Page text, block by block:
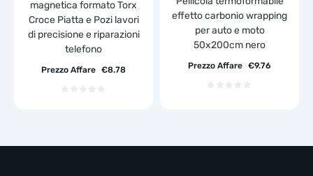
magnetica formato Torx
Croce Piatta e Pozi lavori
di precisione e riparazioni
telefono
€8.78
Prezzo Affare
effetto carbonio wrapping
per auto e moto
50x200cm nero
€9.76
Prezzo Affare